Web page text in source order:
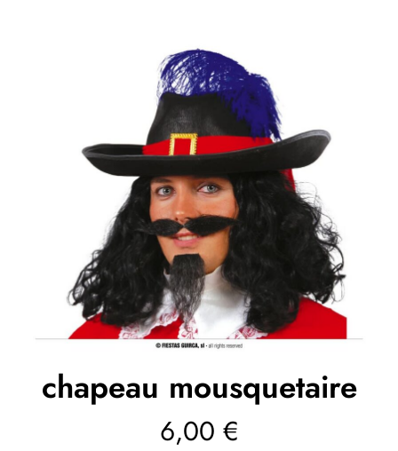
chapeau mousquetaire
6,00 €